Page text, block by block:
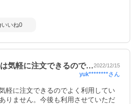
いいね0
気軽に注文できるので…2022/12/15
yuk********さん
軽に注文できるのでよく利用してい
りません。今後も利用させていただ